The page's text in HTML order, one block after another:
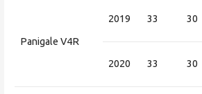
Panigale V4R
2019 33 30
2020 33 30